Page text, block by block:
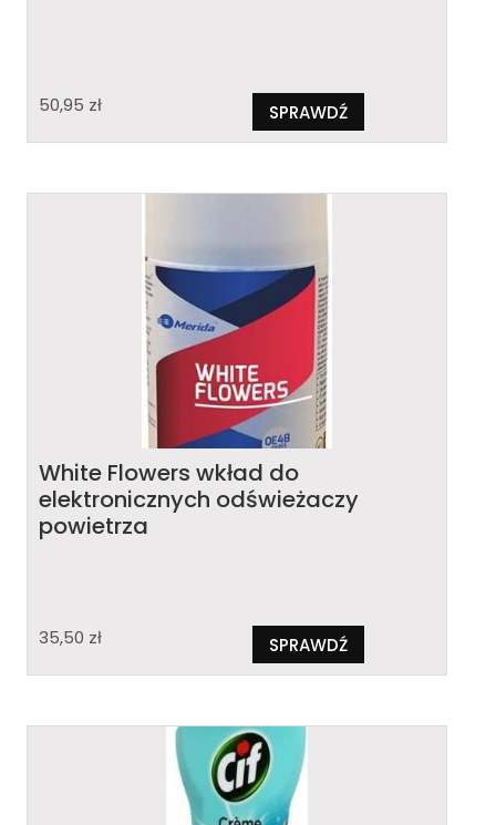
50,95 zł SPRAWDŹ
White Flowers wkład do
elektronicznych odświeżaczy
powietrza
35,50 zł SPRAWDŹ